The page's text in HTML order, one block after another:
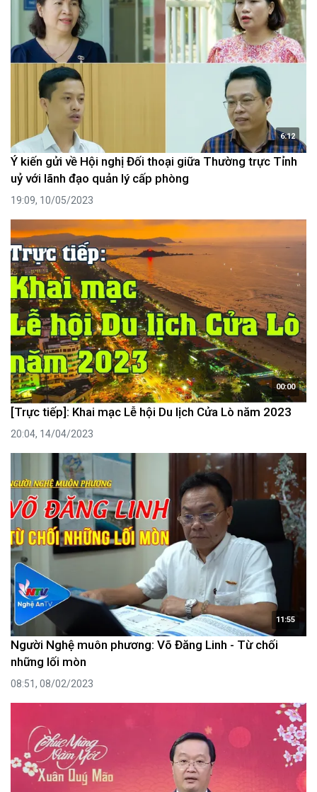
6:12
Ý kiến gửi về Hội nghị Đối thoại giữa Thường trực Tỉnh
uỷ với lãnh đạo quản lý cấp phòng
19:09, 10/05/2023
00:00
[Trực tiếp]: Khai mạc Lễ hội Du lịch Cửa Lò năm 2023
20:04, 14/04/2023
11:55
Người Nghệ muôn phương: Võ Đăng Linh - Từ chối
những lối mòn
08:51, 08/02/2023